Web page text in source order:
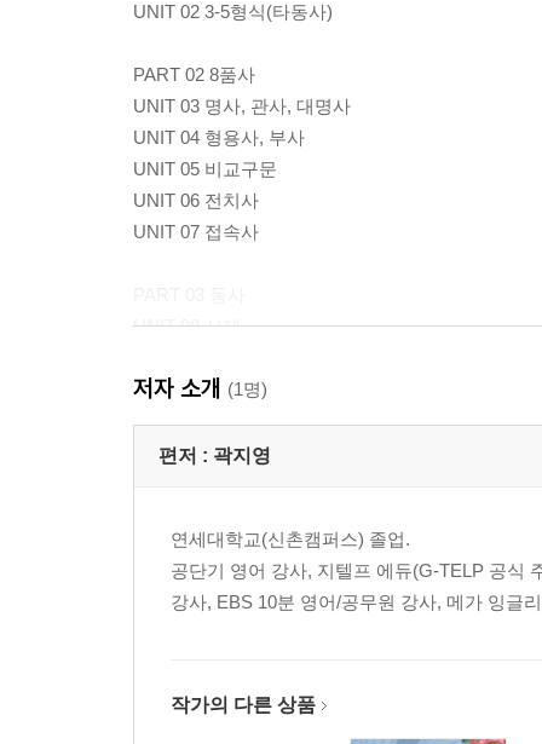
UNIT 02 3-5형식(타동사)
PART 02 8품사
UNIT 03 명사, 관사, 대명사
UNIT 04 형용사, 부사
UNIT 05 비교구문
UNIT 06 전치사
UNIT 07 접속사
UNIT 08 시제
UNIT 10 주어 - 동사 수일치
UNIT 11 가정법
UNIT 12 조동사
UNIT 13 to부정사
UNIT 14 동명사
UNIT 15 분사
PART 05 절
저자 소개 (1명)
편저 : 곽지영
연세대학교(신촌캠퍼스) 졸업.
공단기 영어 강사, 지텔프 에듀(G-TELP 공식
강사, EBS 10분 영어/공무원 강사, 메가 잉글
작가의 다른 상품